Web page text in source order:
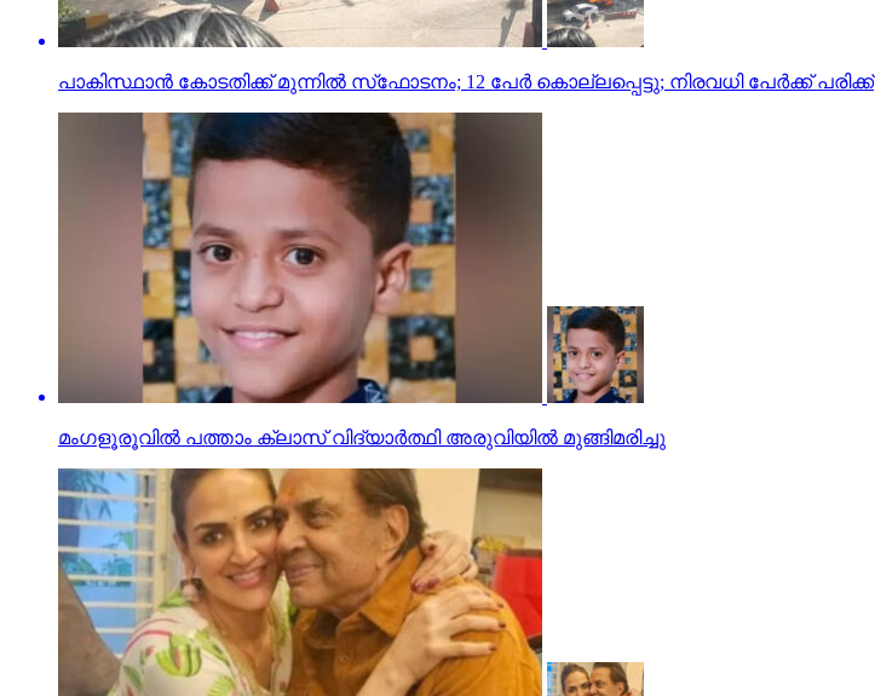
പാകിസ്ഥാന്‍ കോടതിക്ക് മുന്നില്‍ സ്‌ഫോടനം; 12 പേര്‍ കൊല്ലപ്പെട്ടു; നിരവധി പേര്‍ക്ക് പരിക്ക്
മംഗളൂരൂവില്‍ പത്താം ക്ലാസ് വിദ്യാര്‍ത്ഥി അരുവിയില്‍ മുങ്ങിമരിച്ചു